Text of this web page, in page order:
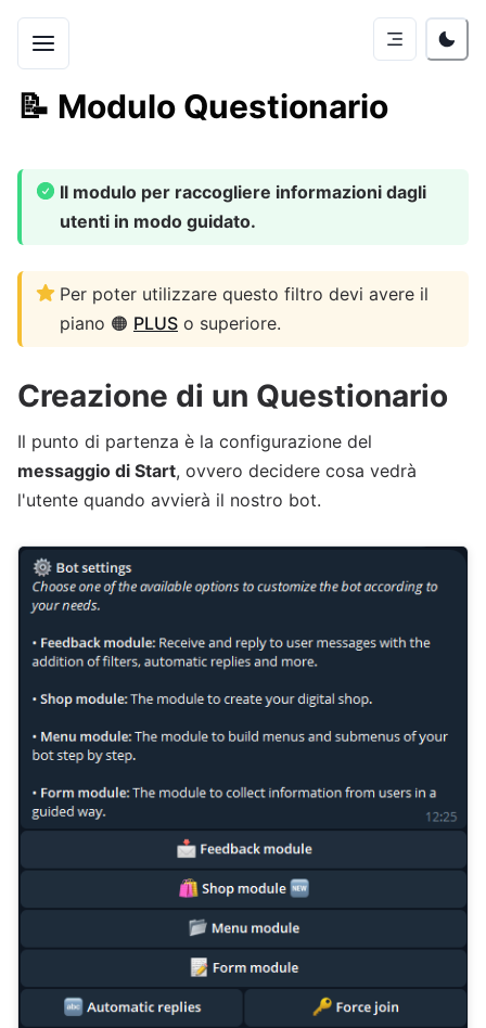
📝 Modulo Questionario
Il modulo per raccogliere informazioni dagli
utenti in modo guidato.
Per poter utilizzare questo filtro devi avere il
piano 🟠 PLUS o superiore.
Creazione di un Questionario
Il punto di partenza è la configurazione del
messaggio di Start, ovvero decidere cosa vedrà
l'utente quando avvierà il nostro bot.